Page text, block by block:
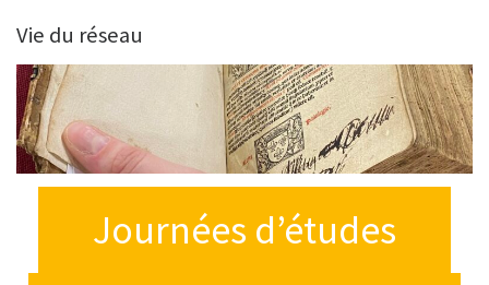
Vie du réseau
Journées d’études